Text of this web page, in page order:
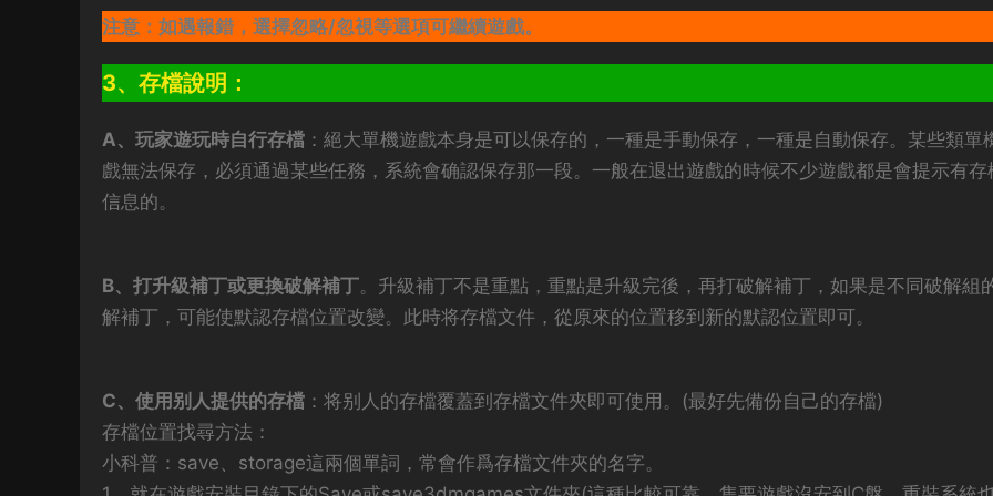
注意：如遇報錯，選擇忽略/忽視等選項可繼續遊戲。
3、存檔說明：
A、玩家遊玩時自行存檔 ：絕大單機遊戲本身是可以保存的，一種是手動保存，一種是自動保存。某些類單
戲無法保存，必須通過某些任務，系統會确認保存那一段。一般在退出遊戲的時候不少遊戲都是會提示有存
信息的。
B、打升級補丁或更換破解補丁。升級補丁不是重點，重點是升級完後，再打破解補丁，如果是不同破解組
解補丁，可能使默認存檔位置改變。此時将存檔文件，從原來的位置移到新的默認位置即可。
C、使用别人提供的存檔 ：将别人的存檔覆蓋到存檔文件夾即可使用。(最好先備份自己的存檔)
存檔位置找尋方法：
小科普：save、storage這兩個單詞，常會作爲存檔文件夾的名字。